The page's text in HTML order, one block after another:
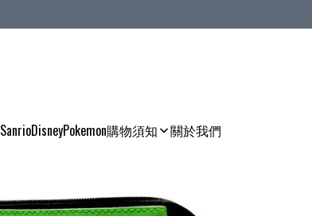
SanrioDisneyPokemon購物須知 關於我們